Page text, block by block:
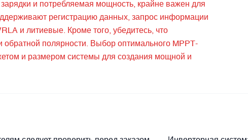
и потребляемая мощность, крайне важен для
регистрацию данных, запрос информации
и литиевые. Кроме того, убедитесь, что
полярности. Выбор оптимального MPPT-
и размером системы для создания мощной и